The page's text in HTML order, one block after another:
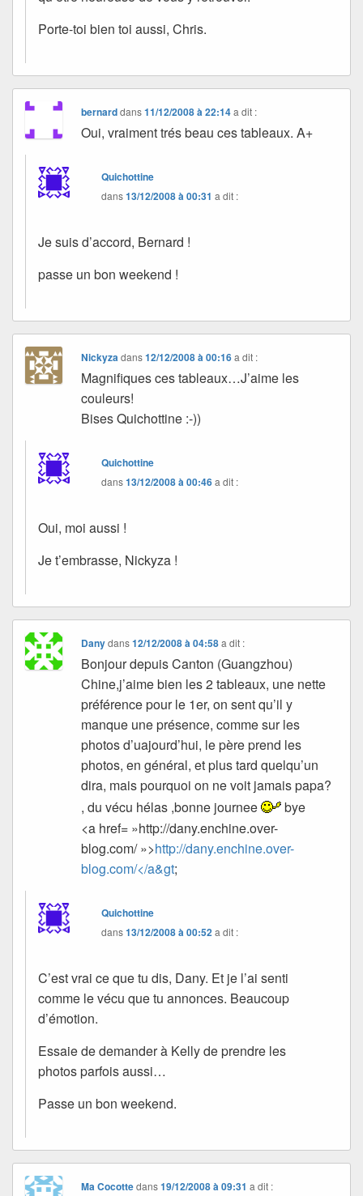
Porte-toi bien toi aussi, Chris.
bernarddans11/12/2008 à 22:14 a dit :
Oui, vraiment trés beau ces tableaux. A+
Quichottine
dans13/12/2008 à 00:31 a dit :
Je suis d’accord, Bernard !
passe un bon weekend !
Nickyzadans12/12/2008 à 00:16 a dit :
Magnifiques ces tableaux…J’aime les
couleurs!
Bises Quichottine :-))
Quichottine
dans13/12/2008 à 00:46a dit :
Oui, moi aussi !
Je t’embrasse, Nickyza !
Danydans12/12/2008 à 04:58 a dit :
Bonjour depuis Canton (Guangzhou)
Chine,j’aime bien les 2 tableaux, une nette
préférence pour le 1er, on sent qu’il y
manque une présence, comme sur les
photos d’uajourd’hui, le père prend les
photos, en général, et plus tard quelqu’un
dira, mais pourquoi on ne voit jamais papa?
, du vécu hélas ,bonne journee
bye
<a href= »http://dany.enchine.over-
blog.com/ »>http://dany.enchine.over-
blog.com/</a&gt;
Quichottine
dans13/12/2008 à 00:52 a dit :
C’est vrai ce que tu dis, Dany. Et je l’ai senti
comme le vécu que tu annonces. Beaucoup
d’émotion.
Essaie de demander à Kelly de prendre les
photos parfois aussi…
Passe un bon weekend.
Ma Cocottedans19/12/2008 à 09:31 a dit :